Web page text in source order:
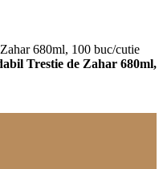
Trestie de Zahar 680ml,